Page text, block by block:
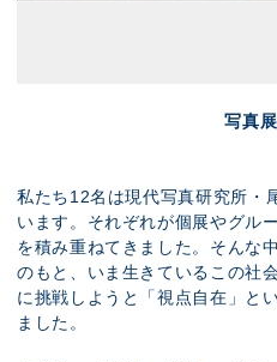
写真
私たち12名は現代写真研究所・
います。それぞれが個展やグル
を積み重ねてきました。そんな
のもと、いま生きているこの社
に挑戦しようと「視点自在」と
ました。